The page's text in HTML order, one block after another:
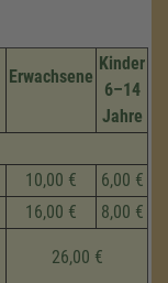
Erwachsene
Kinder
6–14
Jahre
10,00 €
6,00 €
16,00 €
8,00 €
26,00 €